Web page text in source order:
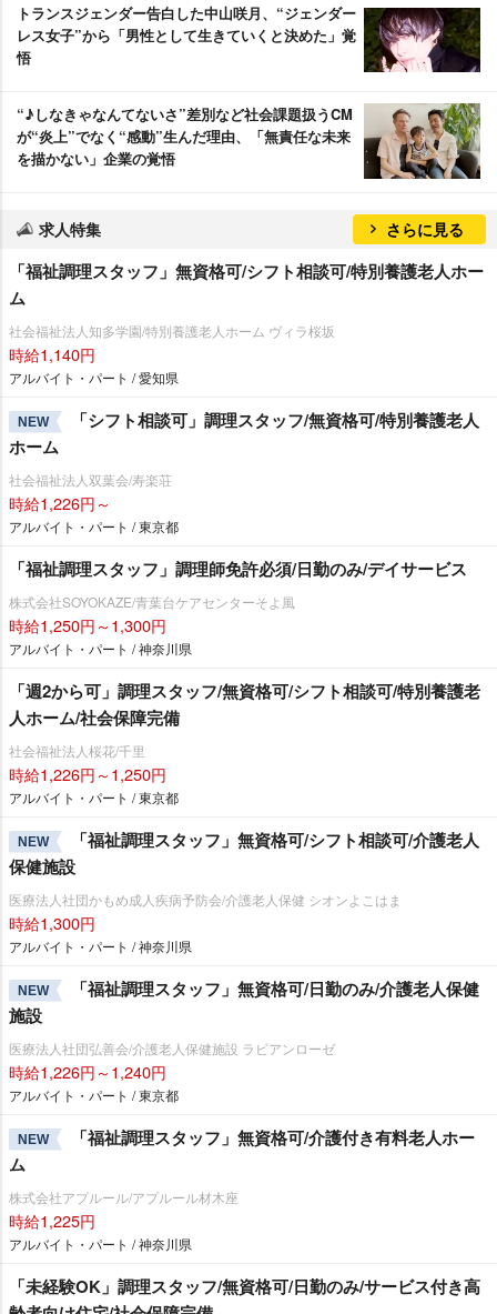
トランスジェンダー告白した中山咲月、“ジェンダー
レス女子”から「男性として生きていくと決めた」覚
悟
“♪しなきゃなんてないさ”差別など社会課題扱うCM
が“炎上”でなく“感動”生んだ理由、「無責任な未来
を描かない」企業の覚悟
求人特集 さらに見る
「福祉調理スタッフ」無資格可/シフト相談可/特別養護老人ホー
ム
社会福祉法人知多学園/特別養護老人ホーム ヴィラ桜坂
時給1,140円
アルバイト・パート / 愛知県
NEW
「シフト相談可」調理スタッフ/無資格可/特別養護老人
ホーム
社会福祉法人双葉会/寿楽荘
時給1,226円～
アルバイト・パート / 東京都
「福祉調理スタッフ」調理師免許必須/日勤のみ/デイサービス
株式会社SOYOKAZE/青葉台ケアセンターそよ風
時給1,250円～1,300円
アルバイト・パート / 神奈川県
「週2から可」調理スタッフ/無資格可/シフト相談可/特別養護老
人ホーム/社会保障完備
社会福祉法人桜花/千里
時給1,226円～1,250円
アルバイト・パート / 東京都
NEW
「福祉調理スタッフ」無資格可/シフト相談可/介護老人
保健施設
医療法人社団かもめ成人疾病予防会/介護老人保健 シオンよこはま
時給1,300円
アルバイト・パート / 神奈川県
NEW
「福祉調理スタッフ」無資格可/日勤のみ/介護老人保健
施設
医療法人社団弘善会/介護老人保健施設 ラビアンローゼ
時給1,226円～1,240円
アルバイト・パート / 東京都
NEW
「福祉調理スタッフ」無資格可/介護付き有料老人ホー
ム
株式会社アプルール/アプルール材木座
時給1,225円
アルバイト・パート / 神奈川県
「未経験OK」調理スタッフ/無資格可/日勤のみ/サービス付き高